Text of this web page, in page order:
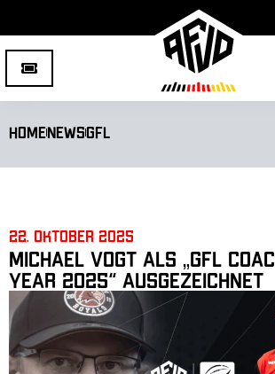
HomeNewsGFL
22. Oktober 2025
Michael Vogt als „GFL
Year 2025“ ausgezeichnet